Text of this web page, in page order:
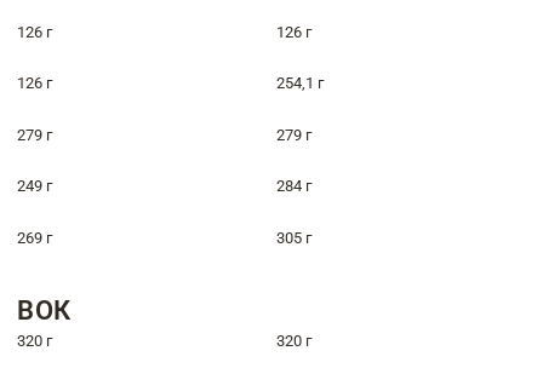
126 г 126 г
126 г 254,1 г
279 г 279 г
249 г 284 г
269 г 305 г
ВОК
320 г 320 г